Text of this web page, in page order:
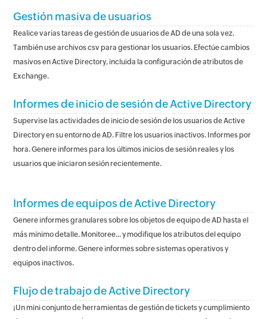
Gestión masiva de usuarios
Realice varias tareas de gestión de usuarios de AD de una sola vez.
También use archivos csv para gestionar los usuarios. Efectúe cambios
masivos en Active Directory, incluida la configuración de atributos de
Exchange.
Informes de inicio de sesión de Active Directory
Supervise las actividades de inicio de sesión de los usuarios de Active
Directory en su entorno de AD. Filtre los usuarios inactivos. Informes por
hora. Genere informes para los últimos inicios de sesión reales y los
usuarios que iniciaron sesión recientemente.
Informes de equipos de Active Directory
Genere informes granulares sobre los objetos de equipo de AD hasta el
más mínimo detalle. Monitoree... y modifique los atributos del equipo
dentro del informe. Genere informes sobre sistemas operativos y
equipos inactivos.
Flujo de trabajo de Active Directory
¡Un mini conjunto de herramientas de gestión de tickets y cumplimiento